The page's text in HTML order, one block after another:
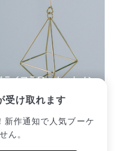
受け取れます
新作通知で人気ブーケ
ん。
ライフラワーオーナメン
覧へ